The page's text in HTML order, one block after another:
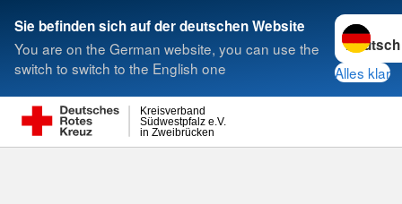
Sie befinden sich auf der deutschen Website
You are on the German website, you can use the
switch to switch to the English one
Sprache
Alles klar
in Zweibrücken
Südwestpfalz e.V.
Kreisverband
Suche